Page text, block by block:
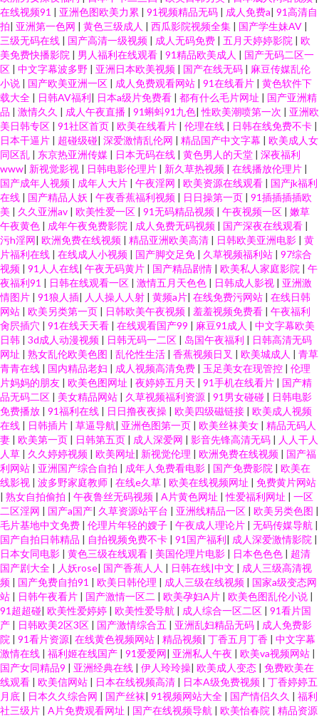
在线视频91 | 亚洲色图欧美力累 | 91视频精品无码 | 成人免费a| 91高清自
拍| 亚洲第一色网 | 黄色三级成人 | 西瓜影院视频全集 | 国产学生妹AV |
三级无码在线 | 国产高清一级视频 | 成人无码免费 | 五月天婷婷影院 | 欧
美免费快播影院 | 男人福利在线观看 | 91精品欧美成人 | 国产无码二区一
区 | 中文字幕波多野 | 亚洲日本欧美视频 | 国产在线无码 | 麻豆传媒乱伦
小说 | 国产欧美亚洲一区 | 成人免费观看网站 | 91在线看片 | 黄色软件下
载大全 | 日韩AV福利| 日本a级片免费看 | 都有什么毛片网址 | 国产亚洲精
品 | 激情久久 | 成人午夜直播 | 91蝌蚪91九色|性欧美潮喷第一次 | 亚洲欧
美日韩专区 | 91社区首页 | 欧美在线看片 | 伦理在线 | 日韩在线免费不卡 |
日本干逼片 | 超碰级碰| 深爱激情乱伦网 | 精品国产中文字幕 | 欧美成人女
同区乱 | 东京热亚洲传媒 | 日本无码在线 | 黄色男人的天堂 | 深夜福利
www| 新视觉影视 | 日韩电影伦理片 | 新久草热视频 | 在线播放伦理片 |
国产成年人视频 | 成年人大片 | 午夜淫网 | 欧美资源在线观看 | 国产jk福利
在线 | 国产精品人妖 | 午夜香蕉福利视频 | 日日操第一页 | 91插插插插欧
美 | 久久亚洲av | 欧美性爱一区 | 91无码精品视频 | 午夜视频一区 | 嫩草
午夜黄色 | 成年午夜免费影院 | 成人免费无码视频 | 国产深夜在线观看 |
污h淫网| 欧洲免费在线视频 | 精品亚洲欧美高清 | 日韩欧美亚洲电影 | 黄
片福利在线 | 在线成人小视频 | 国产脚交足免 | 久草视频福利站 | 97综合
视频 | 91人人在线| 午夜无码黄片 | 国产精品剧情 | 欧美私人家庭影院 | 午
夜福利91 | 日韩在线观看一区 | 激情五月天色色 | 日韩成人影视 | 亚洲激
情图片 | 91狼人插| 人人操人人射 | 黄频a片| 在线免费污网站 | 在线日韩
网站 | 欧美另类第一页 | 日韩欧美午夜视频 | 羞羞视频免费看 | 午夜福利
肏屄插穴 | 91在线天天看 | 在线观看国产99 | 麻豆91成人 | 中文字幕欧美
日韩 | 3d成人动漫视频 | 日韩无码一二区 | 岛国午夜福利 | 日韩高清无码
网址 | 熟女乱伦欧美色图 | 乱伦性生活 | 香蕉视频日叉 | 欧美城成人 | 青草
青青在线 | 国内精品老妇 | 成人视频高清免费 | 玉足美女在现管控 | 伦理
片妈妈的朋友 | 欧美色图网址 | 夜婷婷五月天 | 91手机在线看片 | 国产精
品无码二区 | 美女精品网站 | 久草视频福利资源 | 91男女碰碰 | 日韩电影
免费播放 | 91福利在线 | 日日撸夜夜操 | 欧美四级磁链接 | 欧美成人视频
在线 | 日韩插片 | 草逼导航| 亚洲色图第一页 | 欧美丝袜美女 | 精品无码人
妻 | 欧美第一页 | 日韩第五页 | 成人深爱网 | 影音先锋高清无码 | 人人干人
人草 | 久久婷婷视频 | 欧美网址| 新视觉伦理 | 欧洲免费在线视频 | 国产福
利网站 | 亚洲国产综合自拍 | 成年人免费看电影 | 国产免费影院 | 欧美在
线影视 | 波多野家庭教师 | 在线e久草 | 欧美在线视频网址 | 免费黄片网站
| 熟女自拍偷拍 | 午夜鲁丝无码视频 | A片黄色网址 |性爱福利网址 | 一区
二区淫网 | 国产a国产| 久草资源站平台 | 亚洲线精品一区 | 欧美另类色图 |
毛片基地中文免费 | 伦理片年轻的嫂子 | 午夜成人理论片 | 无码传媒导航 |
国产自拍日韩精品 | 自拍视频免费不卡 | 91国产福利| 成人深爱激情影院 |
日本女同电影 | 黄色三级在线观看 | 美国伦理片电影 | 日本色色色 | 超清
国产剧大全 | 人妖rose| 国产香蕉人人 | 日韩在线|中文 | 成人三级高清视
频 | 国产免费自拍91 | 欧美日韩伦理 | 成人三级在线视频 | 国家a级变态网
站 | 日韩午夜看片 | 国产激情一区二 | 欧美孕妇A片 | 欧美色图乱伦小说 |
91超超碰| 欧美性爱婷婷 | 欧美性爱导航 | 成人综合一区二区 | 91看片国
产 | 日韩欧美2区3区 | 国产激情综合五 | 亚洲乱妇精品无码 | 成人免费影
院 | 91看片资源| 在线黄色视频网站 | 精品视频| 丁香五月丁香 | 中文字幕
激情在线 | 福利姬在线国产 | 91爱爱网| 亚洲私人午夜 | 欧美va视频网站 |
国产女同精品9 | 亚洲经典在线 | 伊人玲玲操| 欧美成人变态 | 免费欧美在
线观看 | 欧美信网站 | 日本在线视频高清 | 日本A级免费视频 | 丁香婷婷五
月底 | 日本久久综合网 | 国产丝袜| 91视频网站大全 | 国产情侣久久 | 福利
社三级片 | A片免费观看网址 | 国产在线视频导航 | 欧美怡春院 | 精品资源